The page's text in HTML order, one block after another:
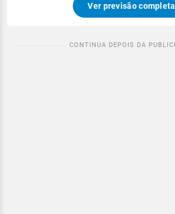
Ver previsão completa